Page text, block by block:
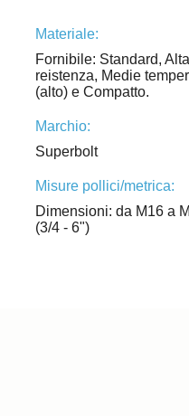
Materiale:
Fornibile: Standard, Alta
reistenza, Medie
(alto) e Compatto.
Marchio:
Superbolt
Misure pollici/metrica:
Dimensioni: da M16 a
(3/4 - 6")